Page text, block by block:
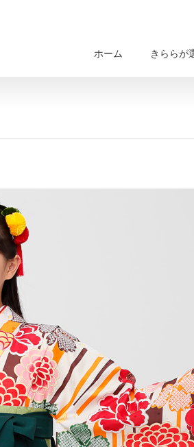
ホーム きららが